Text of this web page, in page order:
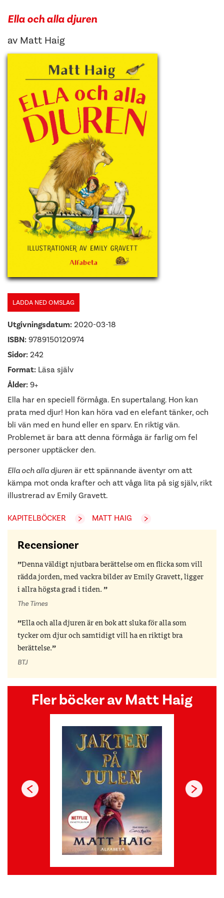
Ella och alla djuren
av Matt Haig
LADDA NED OMSLAG
Utgivningsdatum: 2020-03-18
ISBN: 9789150120974
Sidor: 242
Format: Läsa själv
Ålder: 9+
Ella har en speciell förmåga. En supertalang. Hon kan
prata med djur! Hon kan höra vad en elefant tänker, och
bli vän med en hund eller en sparv. En riktig vän.
Problemet är bara att denna förmåga är farlig om fel
personer upptäcker den.
Ella och alla djuren är ett spännande äventyr om att
kämpa mot onda krafter och att våga lita på sig själv, rikt
illustrerad av Emily Gravett.
KAPITELBÖCKER MATT HAIG
Recensioner
Denna väldigt njutbara berättelse om en flicka som vill
rädda jorden, med vackra bilder av Emily Gravett, ligger
i allra högsta grad i tiden.
The Times
Ella och alla djuren är en bok att sluka för alla som
tycker om djur och samtidigt vill ha en riktigt bra
berättelse.
BTJ
Fler böcker av Matt Haig